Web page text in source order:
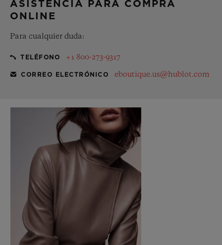
ASISTENCIA PARA COMPRA
ONLINE
Para cualquier duda:
TELÉFONO +1 800-273-9317
CORREO ELECTRÓNICO eboutique.us@hublot.com